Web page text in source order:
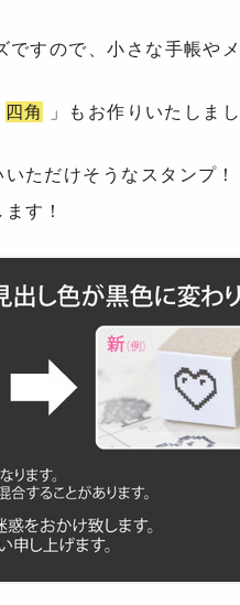
ですので、小さな手帳や
四角 」もお作りいたしま
ただけそうなスタンプ！
す！